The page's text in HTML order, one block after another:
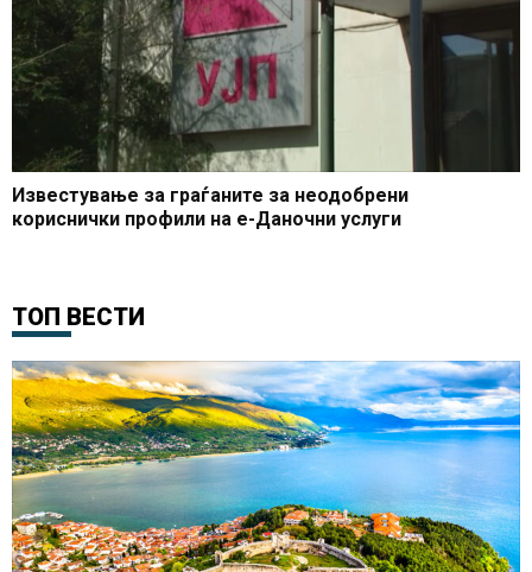
Известување за граѓаните за неодобрени
кориснички профили на е-Даночни услуги
ТОП ВЕСТИ